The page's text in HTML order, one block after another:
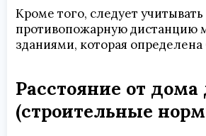
Кроме того, следует учитывать
противопожарную
зданиями, которая определена
Расстояние от дома
(строительные